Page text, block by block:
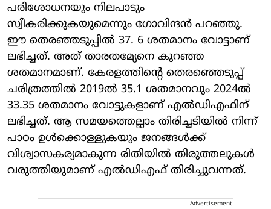
പരിശോധനയും നിലപാടും
സ്വീകരിക്കുകയുമെന്നും ഗോവിന്ദന്‍ പറഞ്ഞു.
ഈ തെരഞ്ഞടുപ്പില്‍ 37. 6 ശതമാനം വോട്ടാണ്
ലഭിച്ചത്. അത് താരതമ്യേനെ കുറഞ്ഞ
ശതമാനമാണ്. കേരളത്തിന്റെ തെരഞ്ഞെടുപ്പ്
ചരിത്രത്തില്‍ 2019ല്‍ 35.1 ശതമാനവും 2024ല്‍
33.35 ശതമാനം വോട്ടുകളാണ് എല്‍ഡിഎഫിന്
ലഭിച്ചത്. ആ സമയത്തെല്ലാം തിരിച്ചടിയില്‍ നിന്ന്
പാഠം ഉള്‍ക്കൊള്ളുകയും ജനങ്ങള്‍ക്ക്
വിശ്വാസകര്യമാകുന്ന രിതിയില്‍ തിരുത്തലുകള്‍
വരുത്തിയുമാണ് എല്‍ഡിഎഫ് തിരിച്ചുവന്നത്.
Advertisement